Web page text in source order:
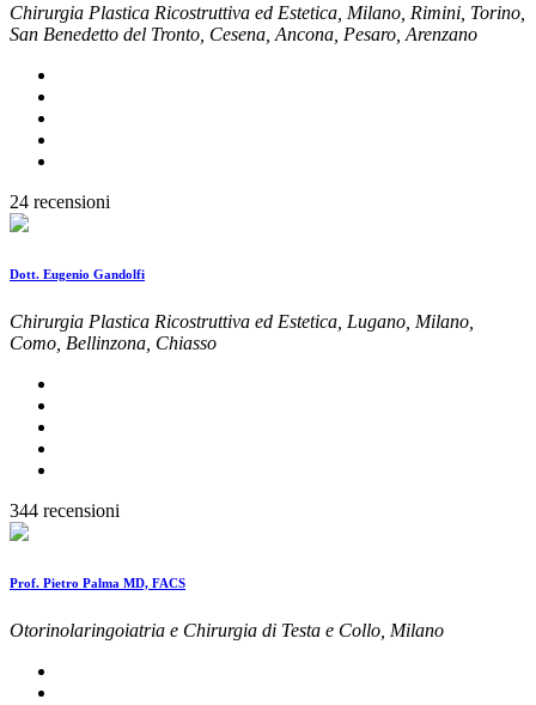
Chirurgia Plastica Ricostruttiva ed Estetica, Milano, Rimini, Torino,
San Benedetto del Tronto, Cesena, Ancona, Pesaro, Arenzano
24 recensioni
Dott. Eugenio Gandolfi
Chirurgia Plastica Ricostruttiva ed Estetica, Lugano, Milano,
Como, Bellinzona, Chiasso
344 recensioni
Prof. Pietro Palma MD, FACS
Otorinolaringoiatria e Chirurgia di Testa e Collo, Milano